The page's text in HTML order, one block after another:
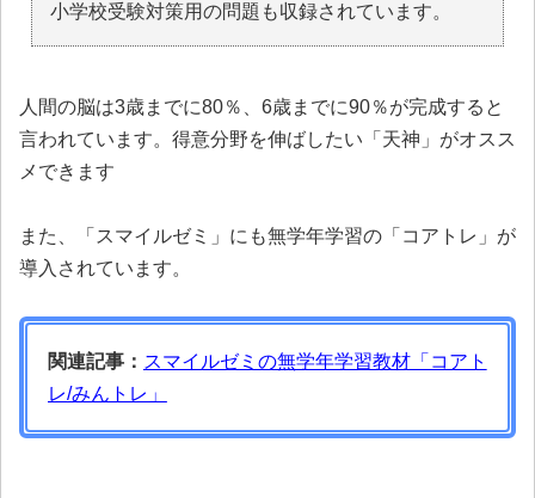
小学校受験対策用の問題も収録されています。
人間の脳は3歳までに80％、6歳までに90％が完成すると
言われています。得意分野を伸ばしたい「天神」がオスス
メできます
また、「スマイルゼミ」にも無学年学習の「コアトレ」が
導入されています。
関連記事： スマイルゼミの無学年学習教材「コアト
レ/みんトレ」